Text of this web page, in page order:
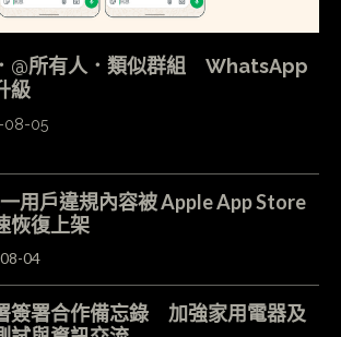
@所有人．類似群組 WhatsApp
級
08-05
用戶違規內容被 Apple App Store
恢復上架
04
簽署合作備忘錄 加強家用電器及